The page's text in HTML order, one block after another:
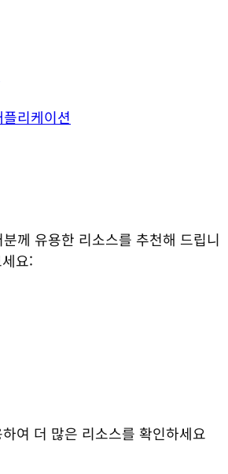
리케이션
께 유용한 리소스를 추천해 드립니
요:
여 더 많은 리소스를 확인하세요